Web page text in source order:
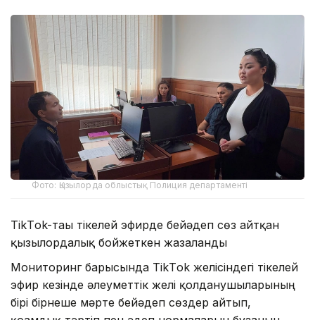
Фото: Қызылорда облыстық Полиция департаменті
TikТok-тағы тікелей эфирде бейәдеп сөз айтқан
қызылордалық бойжеткен жазаланды
Мониторинг барысында TikТok желісіндегі тікелей
эфир кезінде әлеуметтік желі қолданушыларының
бірі бірнеше мәрте бейәдеп сөздер айтып,